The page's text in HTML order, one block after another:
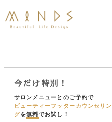
今だけ特別！
サロンメニューとのご予約で
ビューティーフッターカウンセリン
グを無料でお試し！